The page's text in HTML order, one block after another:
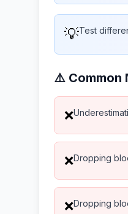
💡Test
⚠️ Common
❌
❌Dropping
❌Dropping